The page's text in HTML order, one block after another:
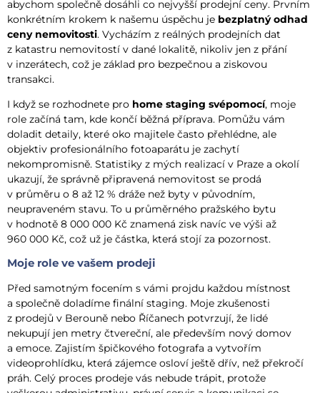
abychom společně dosáhli co nejvyšší prodejní ceny. Prvním
konkrétním krokem k našemu úspěchu je bezplatný odhad
ceny nemovitosti. Vycházím z reálných prodejních dat
z katastru nemovitostí v dané lokalitě, nikoliv jen z přání
v inzerátech, což je základ pro bezpečnou a ziskovou
transakci.
I když se rozhodnete pro home staging svépomocí, moje
role začíná tam, kde končí běžná příprava. Pomůžu vám
doladit detaily, které oko majitele často přehlédne, ale
objektiv profesionálního fotoaparátu je zachytí
nekompromisně. Statistiky z mých realizací v Praze a okolí
ukazují, že správně připravená nemovitost se prodá
v průměru o 8 až 12 % dráže než byty v původním,
neupraveném stavu. To u průměrného pražského bytu
v hodnotě 8 000 000 Kč znamená zisk navíc ve výši až
960 000 Kč, což už je částka, která stojí za pozornost.
Moje role ve vašem prodeji
Před samotným focením s vámi projdu každou místnost
a společně doladíme finální staging. Moje zkušenosti
z prodejů v Berouně nebo Říčanech potvrzují, že lidé
nekupují jen metry čtvereční, ale především nový domov
a emoce. Zajistím špičkového fotografa a vytvořím
videoprohlídku, která zájemce osloví ještě dřív, než překročí
práh. Celý proces prodeje vás nebude trápit, protože